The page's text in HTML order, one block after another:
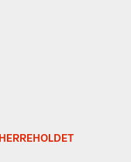
HERREHOLDET